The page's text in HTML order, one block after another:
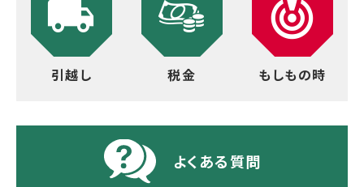
引越し 税金 もしもの時
よくある質問